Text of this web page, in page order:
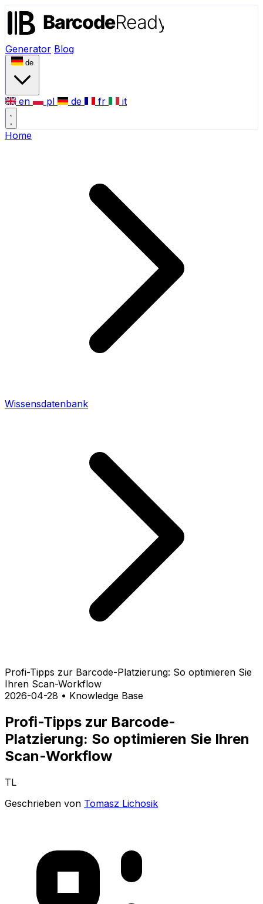
Generator Blog
de
en pl de fr it
Home
Wissensdatenbank
Profi-Tipps zur Barcode-Platzierung: So optimieren Sie
Ihren Scan-Workflow
2026-04-28 • Knowledge Base
Profi-Tipps zur Barcode-
Platzierung: So optimieren Sie Ihren
Scan-Workflow
TL
Geschrieben von Tomasz Lichosik